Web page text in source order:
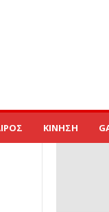
ΚΙΝΗΣΗ